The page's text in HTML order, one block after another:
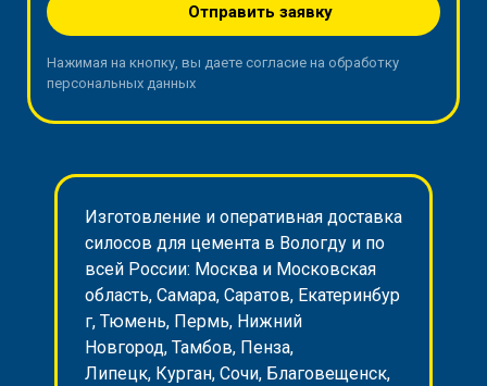
Отправить заявку
Нажимая на кнопку, вы даете согласие на обработку
персональных данных
Изготовление и оперативная доставка
силосов для цемента в Вологду и по
всей России: Москва и Московская
область, Самара, Саратов, Екатеринбур
г, Тюмень, Пермь, Нижний
Новгород, Тамбов, Пенза,
Липецк, Курган, Сочи, Благовещенск,